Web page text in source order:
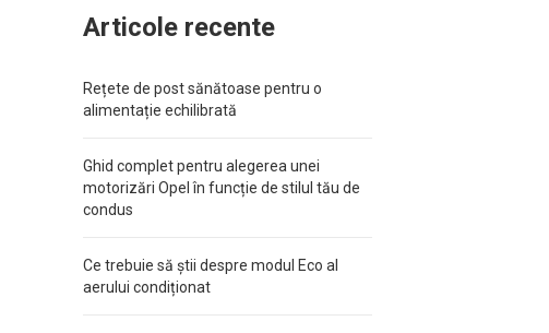
Articole recente
Rețete de post sănătoase pentru o
alimentație echilibrată
Ghid complet pentru alegerea unei
motorizări Opel în funcție de stilul tău de
condus
Ce trebuie să știi despre modul Eco al
aerului condiționat